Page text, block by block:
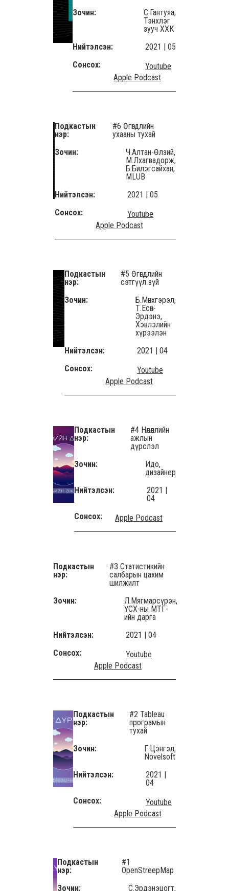
Зочин:
С.Гантуяа,
Тэнхлэг
зууч ХХК
Нийтэлсэн:
2021 | 05
Сонсох:
Youtube
Apple Podcast
Подкастын
нэр:
#6 Өгөгдлийн
ухааны тухай
Зочин:
Ч.Алтан-Өлзий,
М.Лхагвадорж,
Б.Билэгсайхан,
MLUB
Нийтэлсэн:
2021 | 05
Сонсох:
Youtube
Apple Podcast
Подкастын
нэр:
#5 Өгөгдлийн
сэтгүүл зүй
Зочин:
Б.Мөнхгэрэл,
Т.Есөн-
Эрдэнэ,
Хэвлэлийн
хүрээлэн
Нийтэлсэн:
2021 | 04
Сонсох:
Youtube
Apple Podcast
Подкастын
нэр:
#4 Нөлөөллийн
ажлын
дүрслэл
Зочин:
Идо,
дизайнер
Нийтэлсэн:
2021 |
04
Сонсох:
Apple Podcast
Подкастын
нэр:
#3 Статистикийн
салбарын цахим
шилжилт
Зочин:
Л.Мягмарсүрэн,
ҮСХ-ны МТГ-
ийн дарга
Нийтэлсэн:
2021 | 04
Сонсох:
Youtube
Apple Podcast
Подкастын
нэр:
#2 Tableau
програмын
тухай
Зочин:
Г.Цэнгэл,
Novelsoft
Нийтэлсэн:
2021 |
04
Сонсох:
Youtube
Apple Podcast
Подкастын
нэр:
#1
OpenStreepMap
Зочин:
С.Эрдэнэцогт,